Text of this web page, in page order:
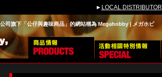
► LOCAL DISTRIBUTOR
司旗下「公仔與趣味商品」的網站稱為 Megahobby | メガホビ